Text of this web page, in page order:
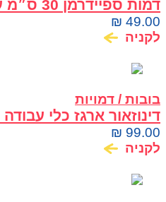
Hero Blast Gear Hasbro
₪ 49.00
לקניה
בובות / דמויות
חלקים₪ 99.00
לקניה